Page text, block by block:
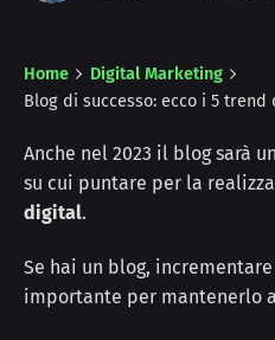
Home
Digital Marketing
Blog di successo: ecco i 5 trend
Anche nel 2023 il blog sarà
su cui puntare per la
digital.
Se hai un blog,
importante per mantenerlo